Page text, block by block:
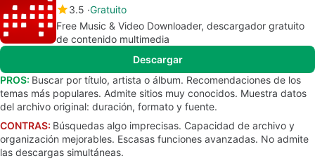
3.5 Gratuito
Free Music & Video Downloader, descargador gratuito
de contenido multimedia
Descargar
PROS: Buscar por título, artista o álbum. Recomendaciones de los
temas más populares. Admite sitios muy conocidos. Muestra datos
del archivo original: duración, formato y fuente.
CONTRAS: Búsquedas algo imprecisas. Capacidad de archivo y
organización mejorables. Escasas funciones avanzadas. No admite
las descargas simultáneas.